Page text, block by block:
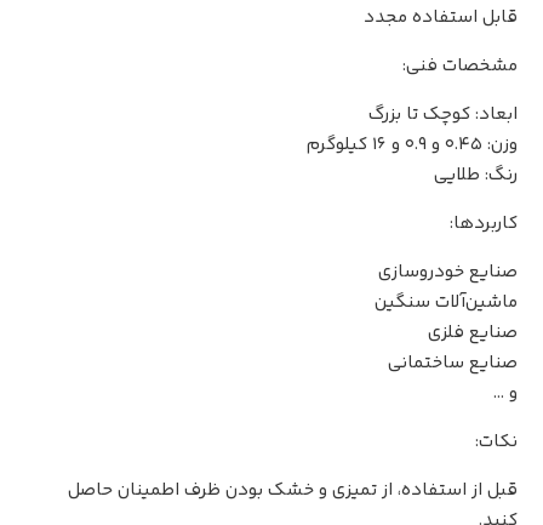
قابل استفاده مجدد
مشخصات فنی:
ابعاد: کوچک تا بزرگ
وزن: 0.45 و 0.9 و 16 کیلوگرم
رنگ: طلایی
کاربردها:
صنایع خودروسازی
ماشین‌آلات سنگین
صنایع فلزی
صنایع ساختمانی
و …
نکات:
قبل از استفاده، از تمیزی و خشک بودن ظرف اطمینان حاصل